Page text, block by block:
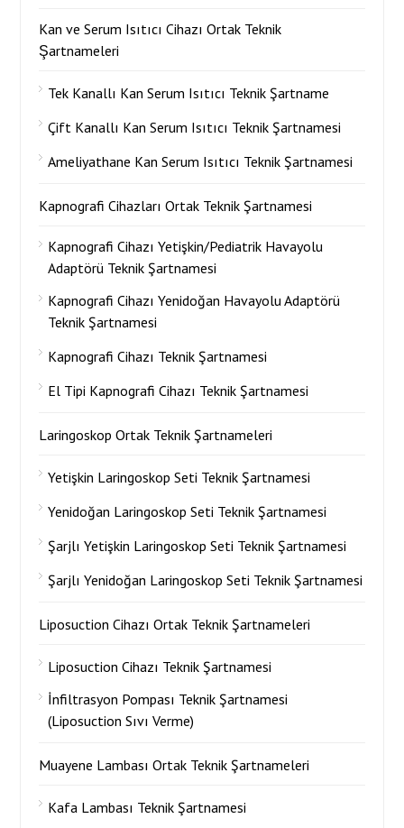
Kan ve Serum Isıtıcı Cihazı Ortak Teknik
Şartnameleri
Tek Kanallı Kan Serum Isıtıcı Teknik Şartname
Çift Kanallı Kan Serum Isıtıcı Teknik Şartnamesi
Ameliyathane Kan Serum Isıtıcı Teknik Şartnamesi
Kapnografi Cihazları Ortak Teknik Şartnamesi
Kapnografi Cihazı Yetişkin/Pediatrik Havayolu
Adaptörü Teknik Şartnamesi
Kapnografi Cihazı Yenidoğan Havayolu Adaptörü
Teknik Şartnamesi
Kapnografi Cihazı Teknik Şartnamesi
El Tipi Kapnografi Cihazı Teknik Şartnamesi
Laringoskop Ortak Teknik Şartnameleri
Yetişkin Laringoskop Seti Teknik Şartnamesi
Yenidoğan Laringoskop Seti Teknik Şartnamesi
Şarjlı Yetişkin Laringoskop Seti Teknik Şartnamesi
Şarjlı Yenidoğan Laringoskop Seti Teknik Şartnamesi
Liposuction Cihazı Ortak Teknik Şartnameleri
Liposuction Cihazı Teknik Şartnamesi
İnfiltrasyon Pompası Teknik Şartnamesi
(Liposuction Sıvı Verme)
Muayene Lambası Ortak Teknik Şartnameleri
Kafa Lambası Teknik Şartnamesi